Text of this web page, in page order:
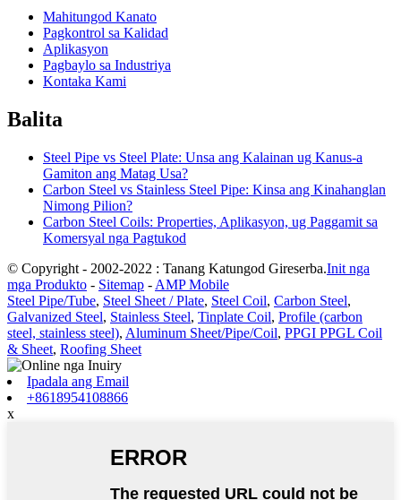
Mahitungod Kanato
Pagkontrol sa Kalidad
Aplikasyon
Pagbaylo sa Industriya
Kontaka Kami
Balita
Steel Pipe vs Steel Plate: Unsa ang Kalainan ug Kanus-a
Gamiton ang Matag Usa?
Carbon Steel vs Stainless Steel Pipe: Kinsa ang Kinahanglan
Nimong Pilion?
Carbon Steel Coils: Properties, Aplikasyon, ug Paggamit sa
Komersyal nga Pagtukod
© Copyright - 2002-2022 : Tanang Katungod Gireserba.Init nga
mga Produkto - Sitemap - AMP Mobile
Steel Pipe/Tube, Steel Sheet / Plate, Steel Coil, Carbon Steel,
Galvanized Steel, Stainless Steel, Tinplate Coil, Profile (carbon
steel, stainless steel), Aluminum Sheet/Pipe/Coil, PPGI PPGL Coil
& Sheet, Roofing Sheet
Ipadala ang Email
+8618954108866
x